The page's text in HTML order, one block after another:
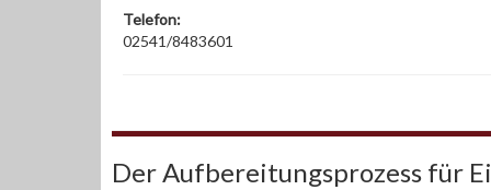
Telefon:
02541/8483601
Der Aufbereitungsprozess für